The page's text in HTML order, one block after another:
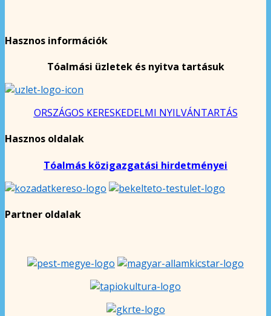
Hasznos információk
Tóalmási üzletek és nyitva tartásuk
ORSZÁGOS KERESKEDELMI NYILVÁNTARTÁS
Hasznos oldalak
Tóalmás közigazgatási hirdetményei
Partner oldalak